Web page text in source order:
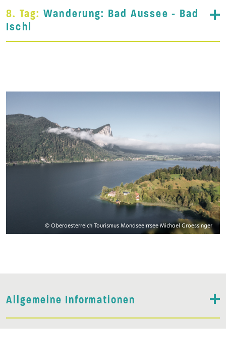
8. Tag: Wanderung: Bad Aussee - Bad
Ischl
© Oberoesterreich Tourismus MondseeIrrsee Michael Groessinger
Allgemeine Informationen